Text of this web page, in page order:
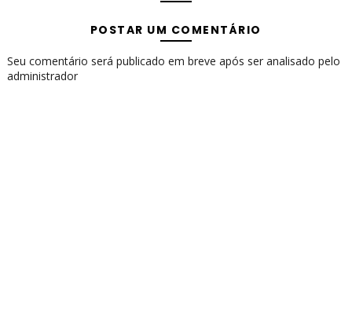
POSTAR UM COMENTÁRIO
Seu comentário será publicado em breve após ser analisado pelo
administrador